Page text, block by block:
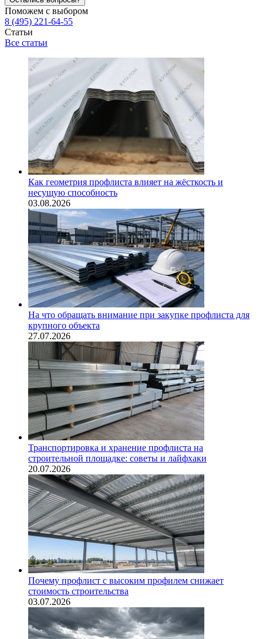
Поможем с выбором
8 (495) 221-64-55
Статьи
Все статьи
Как геометрия профлиста влияет на жёсткость и
несущую способность
03.08.2026
На что обращать внимание при закупке профлиста для
крупного объекта
27.07.2026
Транспортировка и хранение профлиста на
строительной площадке: советы и лайфхаки
20.07.2026
Почему профлист с высоким профилем снижает
стоимость строительства
03.07.2026